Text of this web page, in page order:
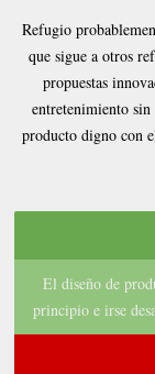
Refugio
que sigue a otros
propuestas
entretenimiento sin
producto digno con
El diseño de
principio e irse